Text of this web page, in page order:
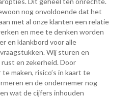
nog onvoldoende dat het
met al onze klanten een relatie
en mee te denken worden
en klankbord voor alle
Wij sturen en
en zekerheid. Door
maken, risico’s in kaart te
en de ondernemer nog
wat de cijfers inhouden